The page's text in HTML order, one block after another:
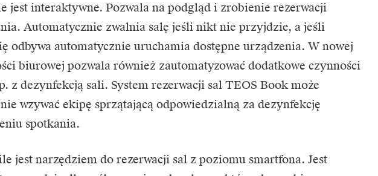
jest interaktywne. Pozwala na podgląd i zrobienie rezerwacji
Automatycznie zwalnia salę jeśli nikt nie przyjdzie, a jeśli
odbywa automatycznie uruchamia dostępne urządzenia. W nowej
biurowej pozwala również zautomatyzować dodatkowe czynności
z dezynfekcją sali. System rezerwacji sal TEOS Book może
wzywać ekipę sprzątającą odpowiedzialną za dezynfekcję
spotkania.
jest narzędziem do rezerwacji sal z poziomu smartfona. Jest